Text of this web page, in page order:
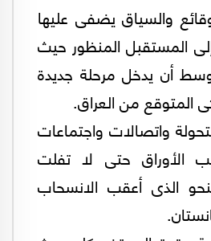
والسياق يضفى عليها
المستقبل المنظور حيث
أن يدخل مرحلة جديدة
المتوقع من العراق.
واتصالات واجتماعات
الأوراق حتى لا تفلت
الذى أعقب الانسحاب